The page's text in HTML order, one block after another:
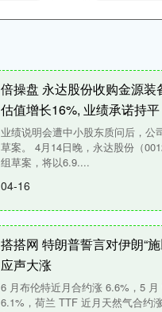
倍操盘 永达股份收购金源装
估值增长16%, 业绩承诺持平
业绩说明会遭中小股东质问后，公
草案。 4月14日晚，永达股份（
组草案，将以6.9....
04-16
搭搭网 特朗普誓言对伊朗“
应声大涨
6 月布伦特近月合约涨 6.6%，5
6.1%，荷兰 TTF 近月天然气合约